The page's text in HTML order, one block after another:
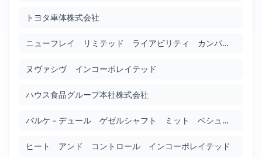
Filed: 1/28/2010Granted: 5/17/2013
JP2010020350
Filed: 1/28/2010Granted: 4/27/2012820 days
JP2010020948
Google Patents
トヨタ車体株式会社
ニューフレイ リミテッド ライアビリティ カンパニー
ヌヴァシヴ インコーポレイテッド
ハウス食品グループ本社株式会社
バルケ－デュール ゲゼルシャフト ミット ベシュレンクテル ハフツング
ヒート アンド コントロール インコーポレイテッド